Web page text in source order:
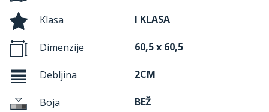
Klasa I KLASA
Dimenzije 60,5 x 60,5
Debljina 2CM
Boja BEŽ